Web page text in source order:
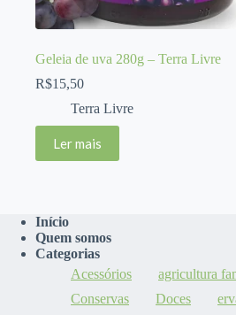
Geleia de uva 280g – Terra Livre
R$15,50
Terra Livre
Ler mais
Início
Quem somos
Categorias
Acessórios
agricultura
Conservas
Doces